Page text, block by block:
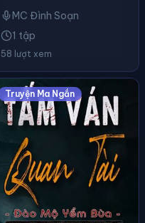
MC Đình Soạn
1 tập
58 lượt xem
Truyện Ma Ngắn